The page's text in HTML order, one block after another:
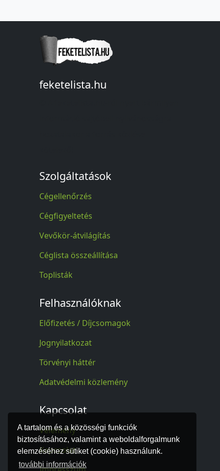
A tartalom és a közösségi funkciók
biztosításához, valamint a weboldalforgalmunk
elemzéséhez sütiket (cookie) használunk.
további információk
feketelista.hu
Szolgáltatások
Cégellenőrzés
Cégfigyeltetés
Vevőkör-átvilágítás
Céglista összeállítása
Toplisták
Felhasználóknak
Előfizetés / Díjcsomagok
Jognyilatkozat
Törvényi háttér
Adatvédelmi közlemény
Kapcsolat
Vélemény
Kapcsolat